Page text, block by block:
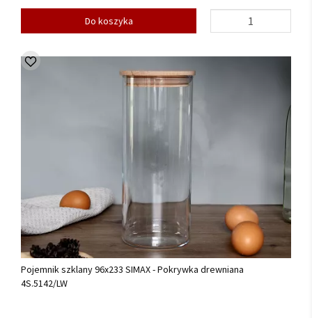
Do koszyka
Pojemnik szklany 96x233 SIMAX - Pokrywka drewniana
4S.5142/LW